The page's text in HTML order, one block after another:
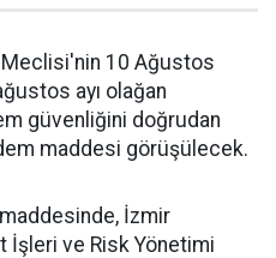
10 Ağustos
ayı olağan
güvenliğini doğrudan
maddesi görüşülecek.
İzmir
İşleri ve Risk Yönetimi